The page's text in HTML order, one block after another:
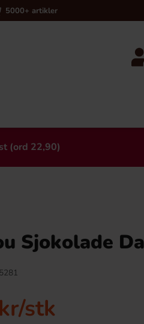
5000+ artikler
(ord 22,90)
Sjokolade
/stk